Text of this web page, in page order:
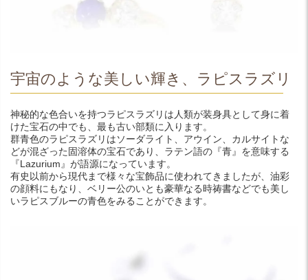
宇宙のような美しい輝き、ラピスラズリ
神秘的な色合いを持つラピスラズリは人類が装身具として身に着
けた宝石の中でも、最も古い部類に入ります。
群青色のラピスラズリはソーダライト、アウイン、カルサイトな
どが混ざった固溶体の宝石であり、ラテン語の『青』を意味する
『Lazurium』が語源になっています。
有史以前から現代まで様々な宝飾品に使われてきましたが、油彩
の顔料にもなり、ベリー公のいとも豪華なる時祷書などでも美し
いラピスブルーの青色をみることができます。